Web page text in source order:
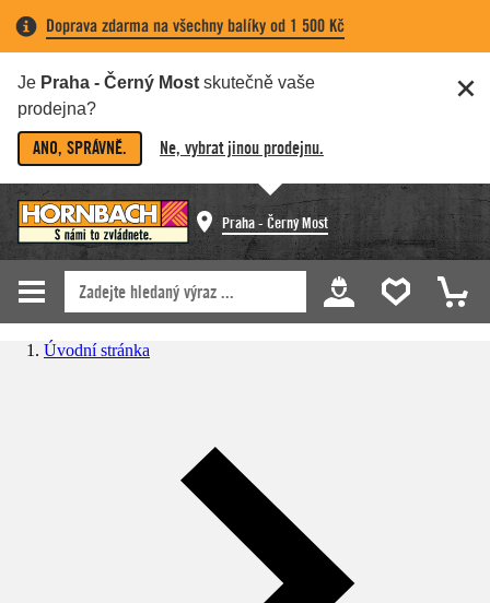
Doprava zdarma na všechny balíky od 1 500 Kč
Je Praha - Černý Most skutečně vaše
prodejna?
ANO, SPRÁVNĚ. Ne, vybrat jinou prodejnu.
Praha - Černý Most
Úvodní stránka